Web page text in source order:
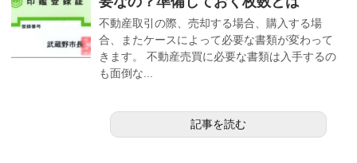
不動産取引の際、売却する場合、購入する場
合、またケースによって必要な書類が変わって
きます。 不動産売買に必要な書類は入手するの
も面倒な...
記事を読む